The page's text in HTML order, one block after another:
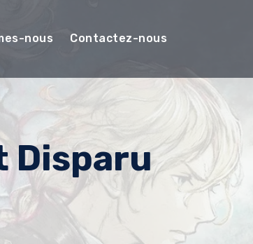
nous Contactez-nous
Disparu